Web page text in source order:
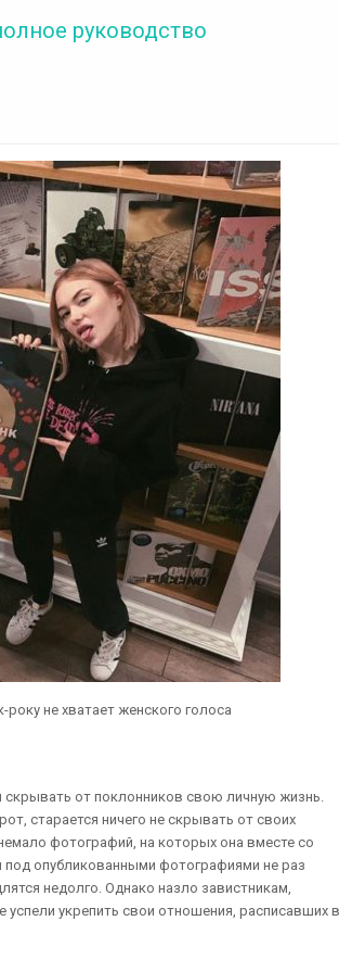
руководство
не хватает женского голоса
скрывать от поклонников свою личную жизнь.
старается ничего не скрывать от своих
фотографий, на которых она вместе со
опубликованными фотографиями не раз
недолго. Однако назло завистникам,
укрепить свои отношения, расписавших в